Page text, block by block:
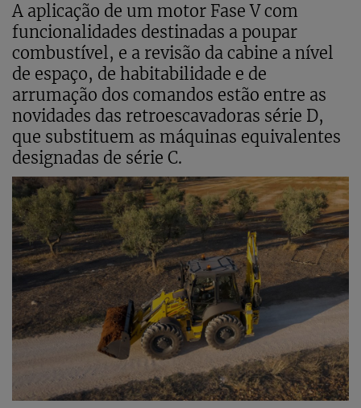
A aplicação de um motor Fase V com
funcionalidades destinadas a poupar
combustível, e a revisão da cabine a nível
de espaço, de habitabilidade e de
arrumação dos comandos estão entre as
novidades das retroescavadoras série D,
que substituem as máquinas equivalentes
designadas de série C.